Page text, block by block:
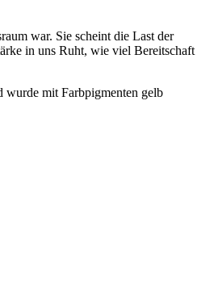
war. Sie scheint die Last der
in uns Ruht, wie viel Bereitschaft
mit Farbpigmenten gelb